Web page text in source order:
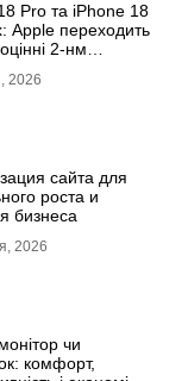
Pro та iPhone 18
Apple переходить
2-нм
2026
сайта для
роста и
бизнеса
2026
чи
комфорт,